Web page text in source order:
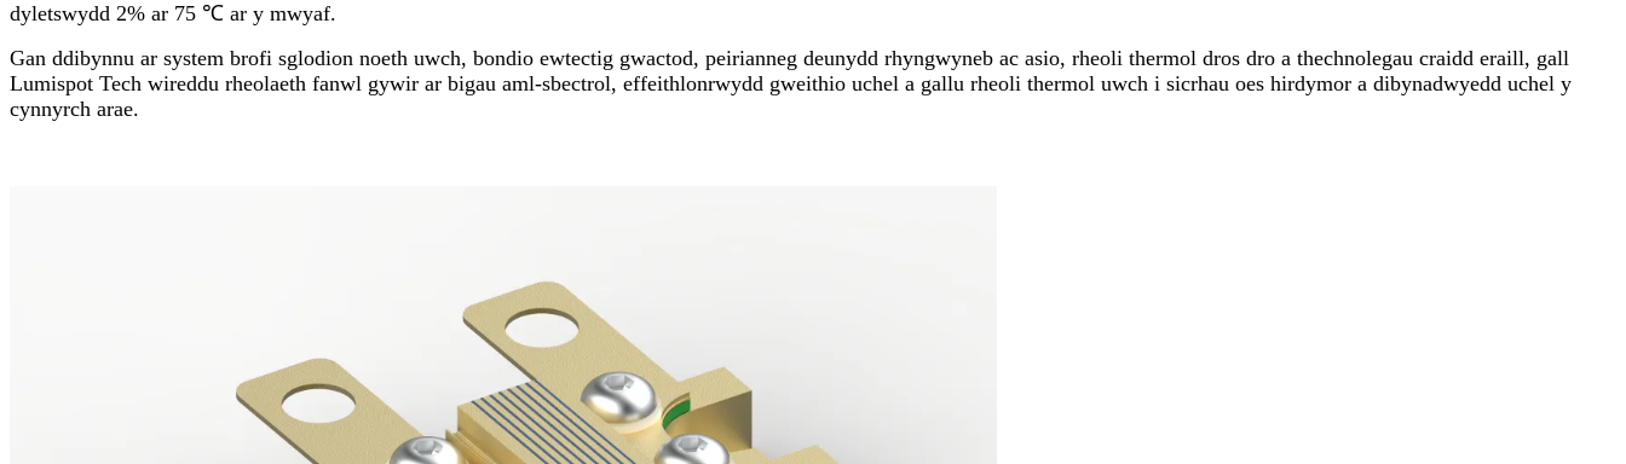
dyletswydd 2% ar 75 ℃ ar y mwyaf.
Gan ddibynnu ar system brofi sglodion noeth uwch, bondio ewtectig gwactod, peirianneg deunydd rhyngwyneb ac asio, rheoli thermol dros dro a thechnolegau craidd eraill, gall
Lumispot Tech wireddu rheolaeth fanwl gywir ar bigau aml-sbectrol, effeithlonrwydd gweithio uchel a gallu rheoli thermol uwch i sicrhau oes hirdymor a dibynadwyedd uchel y
cynnyrch arae.